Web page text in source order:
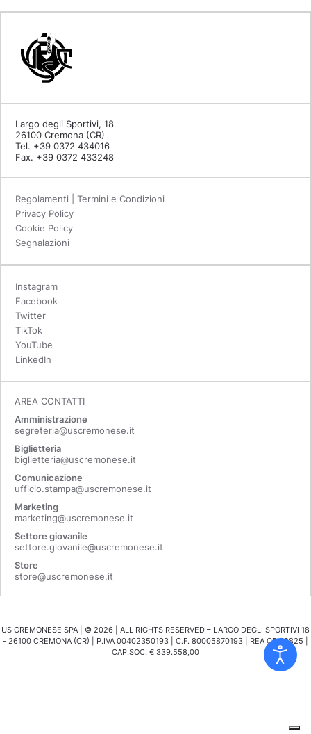
Largo degli Sportivi, 18
26100 Cremona (CR)
Tel. +39 0372 434016
Fax. +39 0372 433248
Regolamenti | Termini e Condizioni
Privacy Policy
Cookie Policy
Segnalazioni
Instagram
Facebook
Twitter
TikTok
YouTube
LinkedIn
AREA CONTATTI
Amministrazione
segreteria@uscremonese.it
Biglietteria
biglietteria@uscremonese.it
Comunicazione
ufficio.stampa@uscremonese.it
Marketing
marketing@uscremonese.it
Settore giovanile
settore.giovanile@uscremonese.it
Store
store@uscremonese.it
US CREMONESE SPA | © 2026 | ALL RIGHTS RESERVED – LARGO DEGLI SPORTIVI 18
- 26100 CREMONA (CR) | P.IVA 00402350193 | C.F. 80005870193 | REA CR 98825 |
CAP.SOC. € 339.558,00